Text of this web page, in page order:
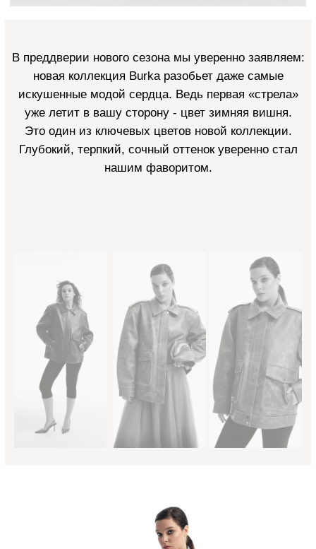
В преддверии нового сезона мы уверенно заявляем:
новая коллекция Burka разобьет даже самые
искушенные модой сердца. Ведь первая «стрела»
уже летит в вашу сторону - цвет зимняя вишня.
Это один из ключевых цветов новой коллекции.